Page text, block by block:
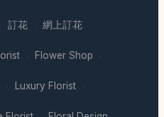
· 訂花 · 網上訂花 ·
· Flower Shop ·
· Luxury Florist ·